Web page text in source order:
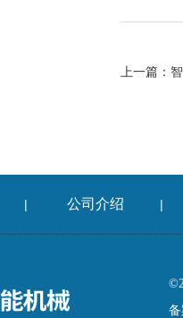
上一篇：
| 公司介绍 |
备